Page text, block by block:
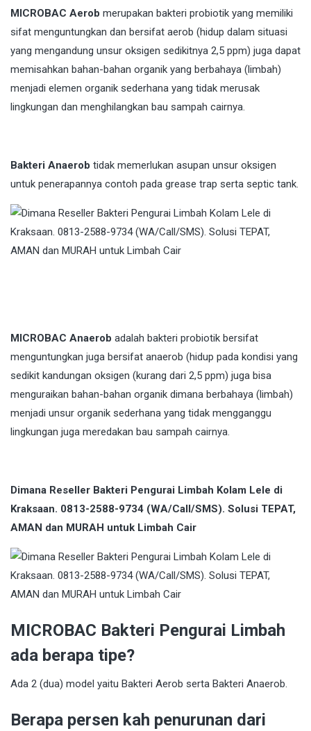
MICROBAC Aerob merupakan bakteri probiotik yang memiliki
sifat menguntungkan dan bersifat aerob (hidup dalam situasi
yang mengandung unsur oksigen sedikitnya 2,5 ppm) juga dapat
memisahkan bahan-bahan organik yang berbahaya (limbah)
menjadi elemen organik sederhana yang tidak merusak
lingkungan dan menghilangkan bau sampah cairnya.
Bakteri Anaerob tidak memerlukan asupan unsur oksigen
untuk penerapannya contoh pada grease trap serta septic tank.
MICROBAC Anaerob adalah bakteri probiotik bersifat
menguntungkan juga bersifat anaerob (hidup pada kondisi yang
sedikit kandungan oksigen (kurang dari 2,5 ppm) juga bisa
menguraikan bahan-bahan organik dimana berbahaya (limbah)
menjadi unsur organik sederhana yang tidak mengganggu
lingkungan juga meredakan bau sampah cairnya.
Dimana Reseller Bakteri Pengurai Limbah Kolam Lele di
Kraksaan. 0813-2588-9734 (WA/Call/SMS). Solusi TEPAT,
AMAN dan MURAH untuk Limbah Cair
MICROBAC Bakteri Pengurai Limbah
ada berapa tipe?
Ada 2 (dua) model yaitu Bakteri Aerob serta Bakteri Anaerob.
Berapa persen kah penurunan dari